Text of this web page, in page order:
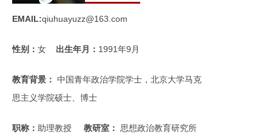
EMAIL:qiuhuayuzz@163.com
性别： 女 出生年月： 1991年9月
教育背景： 中国青年政治学院学士，北京大学马克
思主义学院硕士、博士
职称： 助理教授 教研室： 思想政治教育研究所